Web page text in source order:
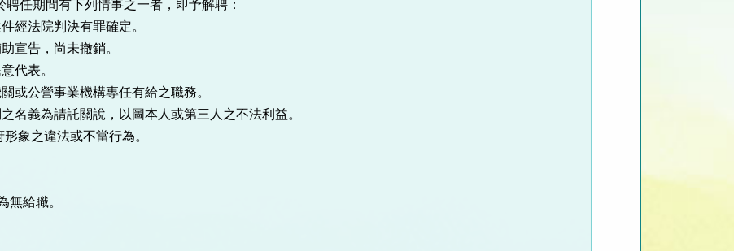
聘任期間有下列情事之一者，即予解聘：
經法院判決有罪確定。
宣告，尚未撤銷。
代表。
或公營事業機構專任有給之職務。
名義為請託關說，以圖本人或第三人之不法利益。
象之違法或不當行為。
無給職。